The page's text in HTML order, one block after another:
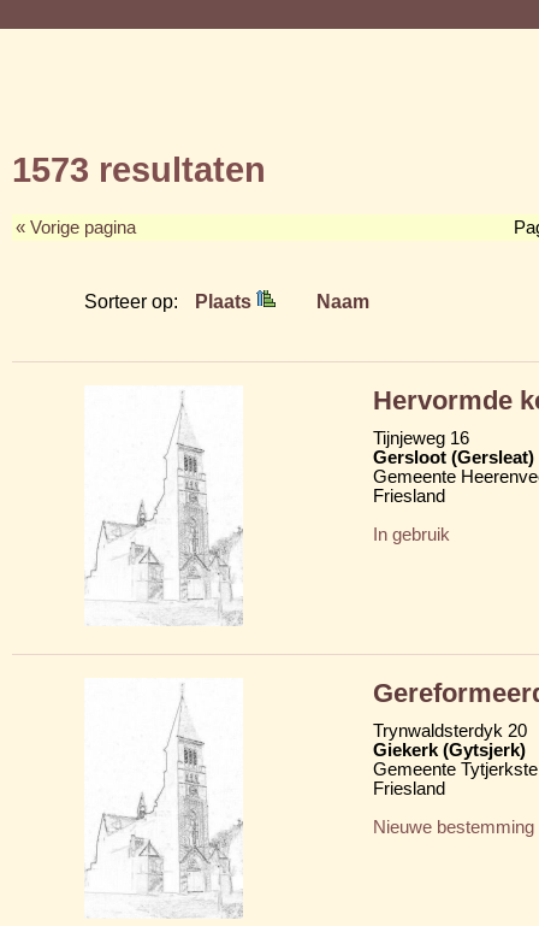
1573 resultaten
« Vorige pagina
Sorteer op: Plaats Naam
Hervormde
Tijnjeweg 16
Gersloot (Gersleat)
Gemeente
Friesland
In gebruik
Trynwaldsterdyk 20
Giekerk (Gytsjerk)
Gemeente
Friesland
Nieuwe bestemming